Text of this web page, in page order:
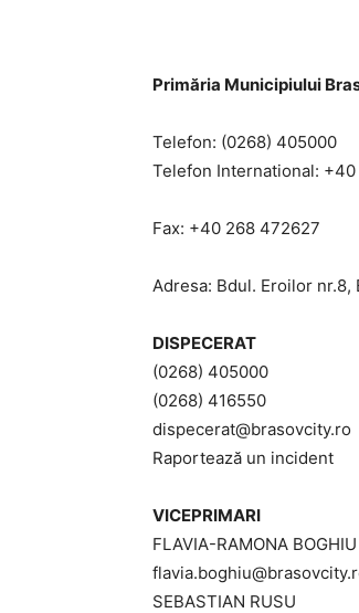
Primăria Municipiului
Telefon: (0268) 405000
Telefon International:
Fax: +40 268 472627
Adresa: Bdul. Eroilor nr.8,
DISPECERAT
(0268) 405000
(0268) 416550
dispecerat@brasovcity.ro
Raportează un incident
VICEPRIMARI
FLAVIA-RAMONA BOGHIU
SEBASTIAN RUSU